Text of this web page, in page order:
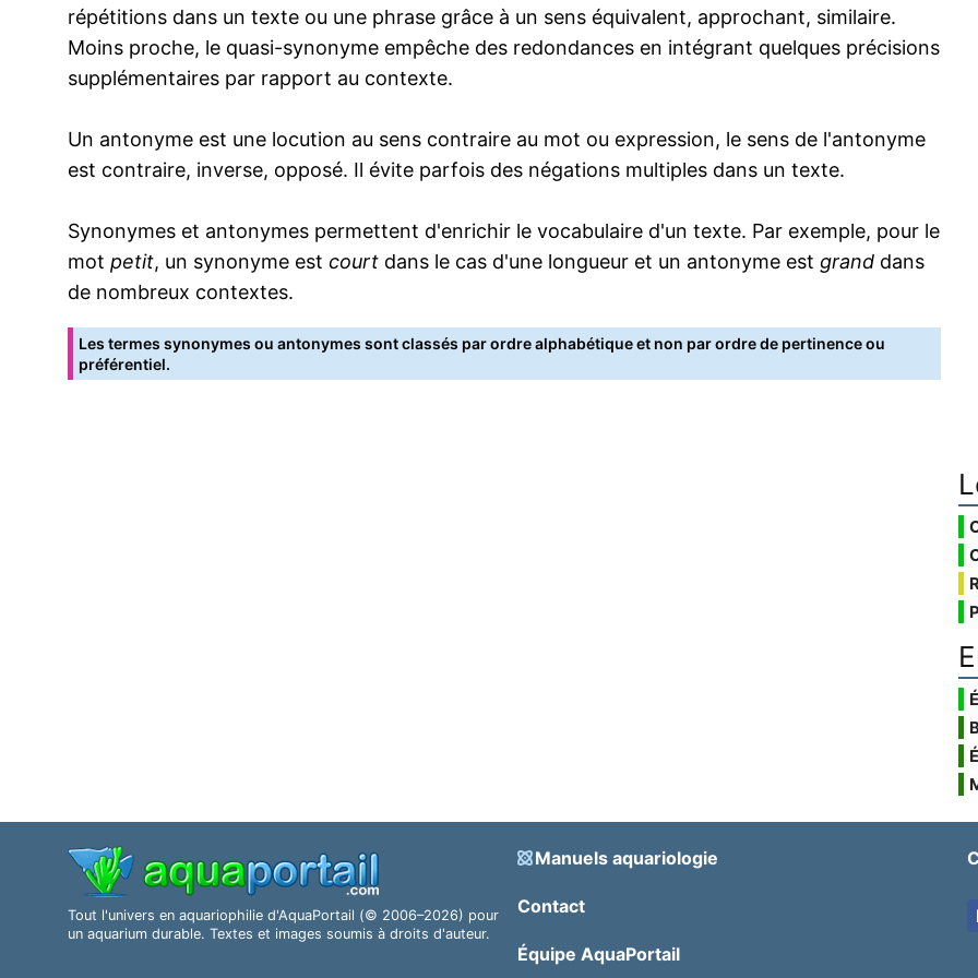
répétitions dans un texte ou une phrase grâce à un sens équivalent, approchant, similaire.
Moins proche, le quasi-synonyme empêche des redondances en intégrant quelques précisions
supplémentaires par rapport au contexte.
Un antonyme est une locution au sens contraire au mot ou expression, le sens de l'antonyme
est contraire, inverse, opposé. Il évite parfois des négations multiples dans un texte.
Synonymes et antonymes permettent d'enrichir le vocabulaire d'un texte. Par exemple, pour le
mot petit, un synonyme est court dans le cas d'une longueur et un antonyme est grand dans
de nombreux contextes.
Les termes synonymes ou antonymes sont classés par ordre alphabétique et non par ordre de pertinence ou
préférentiel.
Tout l'univers en aquariophilie d'AquaPortail (© 2006–2026) pour
un aquarium durable. Textes et images soumis à droits d'auteur.
Manuels aquariologie
Contact
Équipe AquaPortail